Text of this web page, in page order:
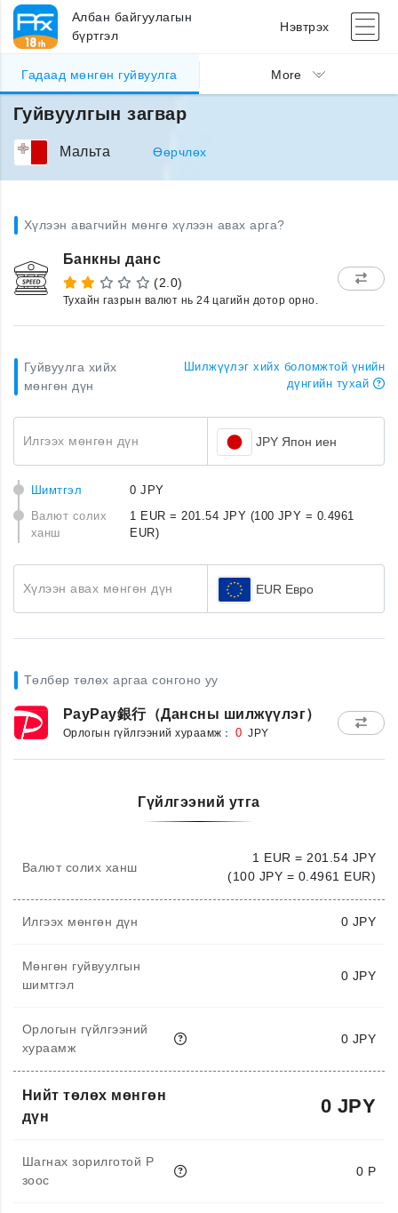
Албан байгуулагын
бүртгэл
Нэвтрэх
Гадаад мөнгөн гуйвуулга More
Гуйвуулгын загвар
Мальта Өөрчлөх
Хүлээн авагчийн мөнгө хүлээн авах арга?
Банкны данс
(2.0)
Тухайн газрын валют нь 24 цагийн дотор орно.
Гуйвуулга хийх
мөнгөн дүн
Шилжүүлэг хийх боломжтой үнийн
дүнгийн тухай
Илгээх мөнгөн дүн JPY Япон иен
Шимтгэл
0 JPY
Валют солих
ханш
1 EUR = 201.54 JPY (100 JPY = 0.4961
EUR)
Хүлээн авах мөнгөн дүн EUR Евро
Төлбөр төлөх аргаа сонгоно уу
PayPay銀行（Дансны шилжүүлэг）
Орлогын гүйлгээний хураамж： 0 JPY
Гүйлгээний утга
Валют солих ханш
1 EUR = 201.54 JPY
(100 JPY = 0.4961 EUR)
Илгээх мөнгөн дүн 0 JPY
Мөнгөн гуйвуулгын
шимтгэл
0 JPY
Орлогын гүйлгээний
хураамж
0 JPY
Нийт төлөх мөнгөн
дүн
0 JPY
Шагнах зорилготой P
зоос
0 P